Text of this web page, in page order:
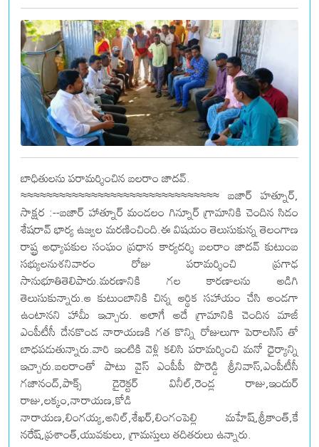
బాధితులను పరామర్శించిన బలరాం జాదవ్.
≈≈≈≈≈≈≈≈≈≈≈≈≈≈≈≈≈≈≈≈≈≈≈≈≈≈≈≈≈≈≈ బజార్ హత్నూర్,
సాక్షర :--బజార్ హాత్నూర్ మండలం గిన్నూర్ గ్రామానికి చెందిన సిడం
శేషరావ్ భార్య ఉజ్వల మరణించింది.ఈ విషయం తెలుసుకున్న తెలంగాణ
రాష్ట్ర అధ్యాపకుల సంఘం ప్రధాన కార్యదర్శి బలరాం జాదవ్ కుటుంబ
సభ్యులనుశనివారం రోజు పరామర్శించి ప్రగాఢ
సానుభూతితెలిపారు.మరణానికి గల కారణాలను అడిగి
తెలుసుకున్నారు.ఆ కుటుంబానికి చిన్న ఆర్థిక సహాయం చేసి అండగా
ఉంటానని హామీ ఇచ్చారు. అలాగే అదే గ్రామానికి చెందిన మాజీ
ఎంపీటీసీ దేనకొండ నారాయణకి గత కొన్ని రోజులుగా పెరాలసిస్ తో
బాధపడుతున్నారు.వారి ఇంటికి వెళ్లి కలిసి పరామర్శించి మనో ధైర్యాన్ని
ఇచ్చారు.బలరాంతో పాటు వైస్ ఎంపీపీ పొరెడ్డి శ్రీనివాస్,ఎంపీటీసీ
గజానంద్,పాక్స్ డైరెక్టర్ వినీల్,రెండ్ల రాజు,ఇందుర్
రాజు,లక్కం,నారాయణ,కోడి
నారాయణ,లింగయ్య,అనిల్,శేఖర్,లింగంపెల్లి మహేష్,శ్రీకాంత్,కే
నరేష్,ప్రశాంత్,యువకులు, గ్రామస్తులు తదితరులు ఉన్నారు.